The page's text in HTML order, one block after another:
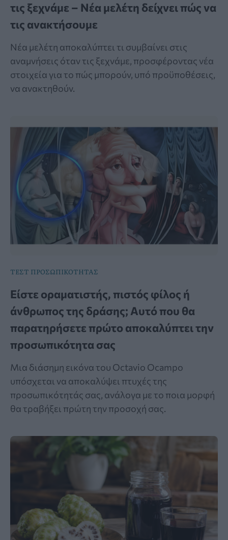
τις ξεχνάμε – Νέα μελέτη δείχνει πώς να
τις ανακτήσουμε
Νέα μελέτη αποκαλύπτει τι συμβαίνει στις
αναμνήσεις όταν τις ξεχνάμε, προσφέροντας νέα
στοιχεία για το πώς μπορούν, υπό προϋποθέσεις,
να ανακτηθούν.
ΤΕΣΤ ΠΡΟΣΩΠΙΚΟΤΗΤΑΣ
Είστε οραματιστής, πιστός φίλος ή
άνθρωπος της δράσης; Αυτό που θα
παρατηρήσετε πρώτο αποκαλύπτει την
προσωπικότητα σας
Μια διάσημη εικόνα του Octavio Ocampo
υπόσχεται να αποκαλύψει πτυχές της
προσωπικότητάς σας, ανάλογα με το ποια μορφή
θα τραβήξει πρώτη την προσοχή σας.